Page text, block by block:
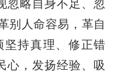
忽略自身不足、忽
别人命容易，革自
坚持真理、修正错
心，发扬经验、吸